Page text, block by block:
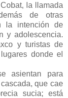
la llamada
de otras
la intención de
y adolescencia.
y turistas de
donde el
asientan para
que cae
sucia; está